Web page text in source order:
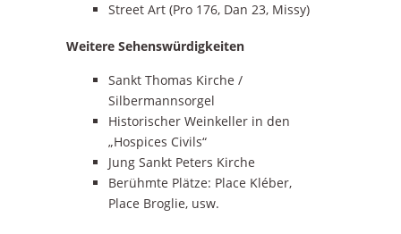
Street Art (Pro 176, Dan 23, Missy)
Weitere Sehenswürdigkeiten
Sankt Thomas Kirche /
Silbermannsorgel
Historischer Weinkeller in den
„Hospices Civils“
Jung Sankt Peters Kirche
Berühmte Plätze: Place Kléber,
Place Broglie, usw.